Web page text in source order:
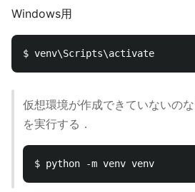
Windows用
仮想環境が作成できていないの
を実行する．